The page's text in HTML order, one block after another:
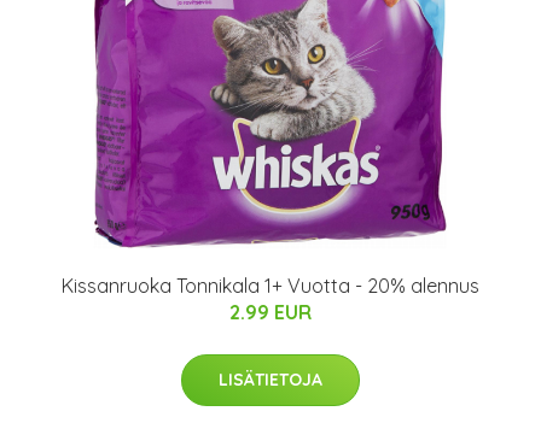
Kissanruoka Tonnikala 1+ Vuotta - 20% alennus
2.99 EUR
LISÄTIETOJA